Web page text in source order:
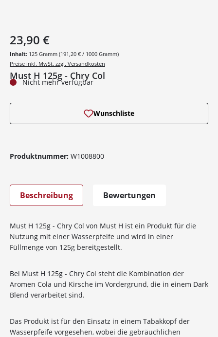
Must H 125g - Chry Col
23,90 €
Inhalt: 125 Gramm (191,20 € / 1000 Gramm)
Preise inkl. MwSt. zzgl. Versandkosten
Nicht mehr verfügbar
Wunschliste
Produktnummer: W1008800
Beschreibung Bewertungen
Must H 125g - Chry Col von Must H ist ein Produkt für die
Nutzung mit einer Wasserpfeife und wird in einer
Füllmenge von 125g bereitgestellt.
Bei Must H 125g - Chry Col steht die Kombination der
Aromen Cola und Kirsche im Vordergrund, die in einem Dark
Blend verarbeitet sind.
Das Produkt ist für den Einsatz in einem Tabakkopf der
Wasserpfeife vorgesehen, wobei die gebräuchlichen